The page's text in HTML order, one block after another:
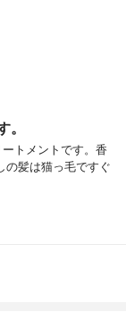
トメントです。香
の髪は猫っ毛ですぐ